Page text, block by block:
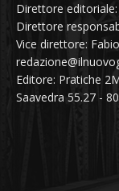
Direttore
Direttore
Vice direttore:
Editore: Pratiche
Saavedra 55.27 -